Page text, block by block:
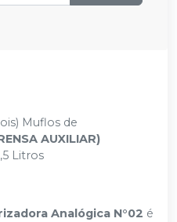
Muflos de
AUXILIAR)
Litros
Analógica N°02 é